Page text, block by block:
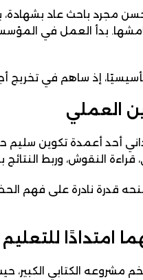
مجرد باحث عاد بشهادة،
بدأ العمل في
إذ ساهم في تخريج
العملي
أحد أعمدة تكوين
النقوش، وربط النتائج
قدرة نادرة على فهم
امتدادًا للتعليم
مشروعه الكتابي